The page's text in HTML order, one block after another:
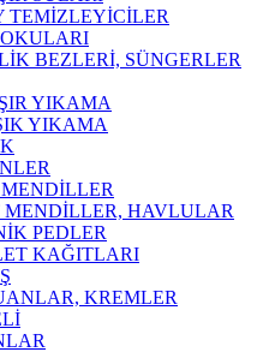
TEMİZLEYİCİLER
BEZLERİ, SÜNGERLER
YIKAMA
YIKAMA
HAVLULAR
PEDLER
KAĞITLARI
KREMLER